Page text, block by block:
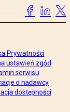
Prywatności
ustawień zgód
serwisu
o nadawcy
dostępności